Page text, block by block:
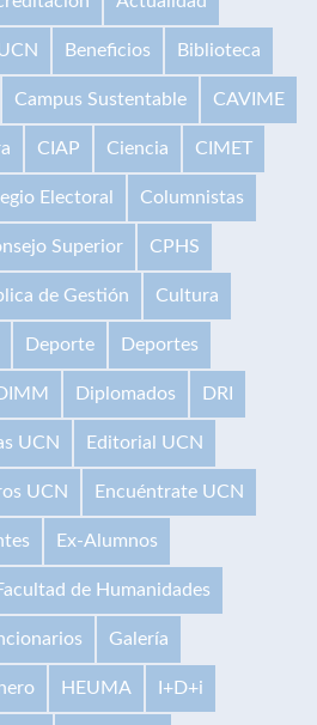
Beneficios Biblioteca
Campus Sustentable CAVIME
CIAP Ciencia CIMET
Electoral Columnistas
Superior CPHS
de Gestión Cultura
Deporte Deportes
Diplomados DRI
UCN Editorial UCN
UCN Encuéntrate UCN
Ex-Alumnos
de Humanidades
Galería
HEUMA I+D+i